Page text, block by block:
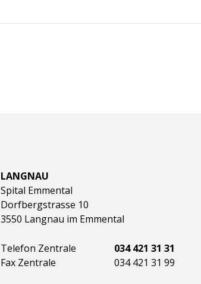
LANGNAU
Spital Emmental
Dorfbergstrasse 10
3550 Langnau im Emmental
Telefon Zentrale
034 421 31 31
Fax Zentrale
034 421 31 99